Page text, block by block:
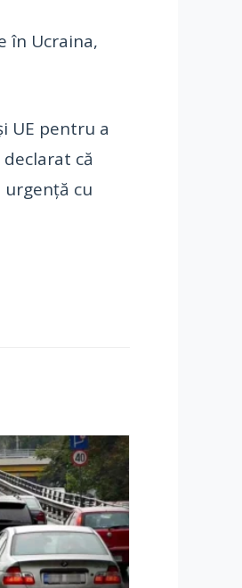
în Ucraina,
UE pentru a
că
cu